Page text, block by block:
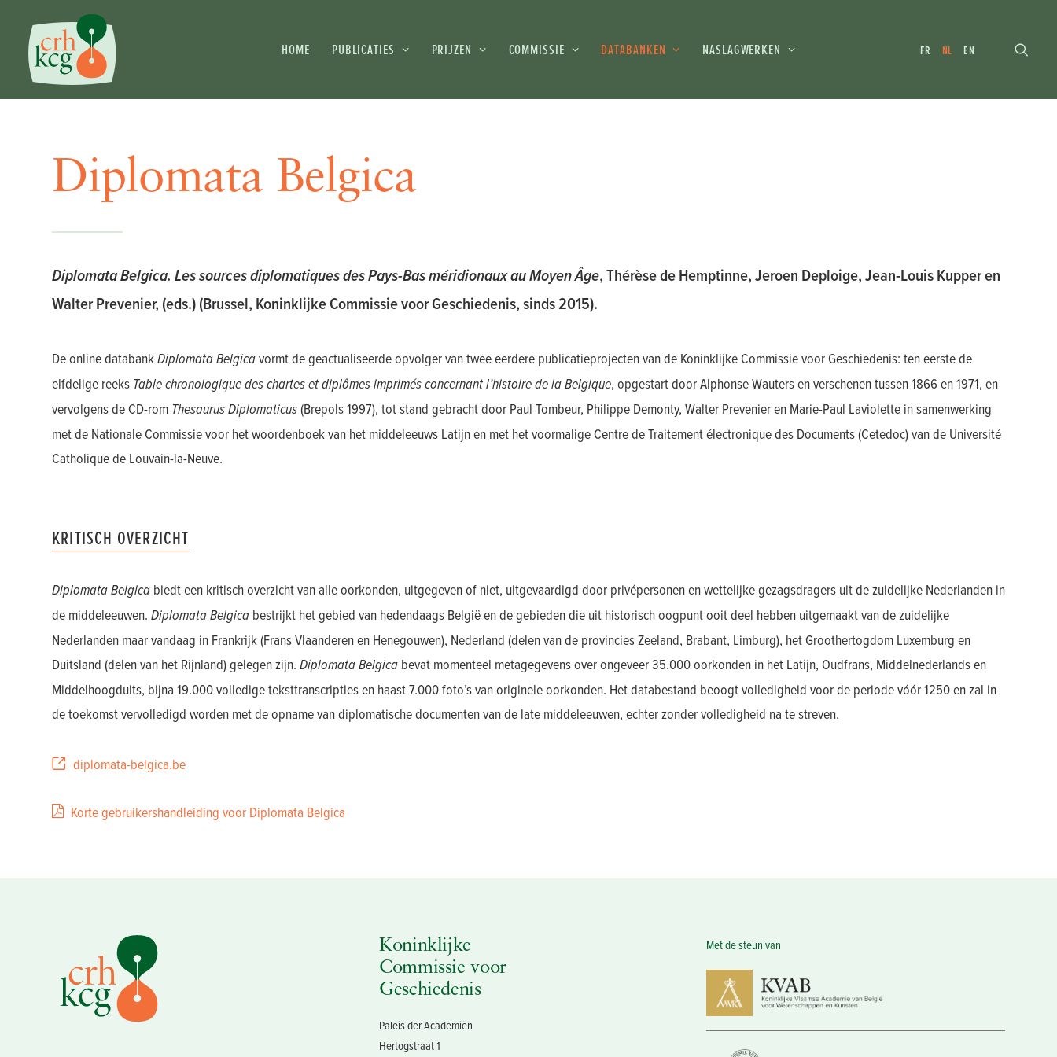
HOME PUBLICATIES PRIJZEN COMMISSIE DATABANKEN NASLAGWERKEN FR NL EN
Diplomata Belgica
Diplomata Belgica. Les sources diplomatiques des Pays-Bas méridionaux au Moyen Âge, Thérèse de Hemptinne, Jeroen Deploige, Jean-Louis Kupper en
Walter Prevenier, (eds.) (Brussel, Koninklijke Commissie voor Geschiedenis, sinds 2015).
De online databankDiplomata Belgicavormt de geactualiseerde opvolger van twee eerdere publicatieprojecten van de Koninklijke Commissie voor Geschiedenis: ten eerste de
elfdelige reeks Table chronologique des chartes et diplômes imprimés concernant l’histoire de la Belgique, opgestart door Alphonse Wauters en verschenen tussen 1866 en 1971, en
vervolgens de CD-rom Thesaurus Diplomaticus(Brepols 1997), tot stand gebracht door Paul Tombeur, Philippe Demonty, Walter Prevenier en Marie-Paul Laviolette in samenwerking
met de Nationale Commissie voor het woordenboek van het middeleeuws Latijn en met het voormalige Centre de Traitement électronique des Documents (Cetedoc) van de Université
Catholique de Louvain-la-Neuve.
KRITISCH OVERZICHT
Diplomata Belgica biedt een kritisch overzicht van alle oorkonden, uitgegeven of niet, uitgevaardigd door privépersonen en wettelijke gezagsdragers uit de zuidelijke Nederlanden in
de middeleeuwen. Diplomata Belgica bestrijkt het gebied van hedendaags België en de gebieden die uit historisch oogpunt ooit deel hebben uitgemaakt van de zuidelijke
Nederlanden maar vandaag in Frankrijk (Frans Vlaanderen en Henegouwen), Nederland (delen van de provincies Zeeland, Brabant, Limburg), het Groothertogdom Luxemburg en
Duitsland (delen van het Rijnland) gelegen zijn. Diplomata Belgica bevat momenteel metagegevens over ongeveer 35.000 oorkonden in het Latijn, Oudfrans, Middelnederlands en
Middelhoogduits, bijna 19.000 volledige teksttranscripties en haast 7.000 foto’s van originele oorkonden. Het databestand beoogt volledigheid voor de periode vóór 1250 en zal in
de toekomst vervolledigd worden met de opname van diplomatische documenten van de late middeleeuwen, echter zonder volledigheid na te streven.
diplomata-belgica.be
Korte gebruikershandleiding voor Diplomata Belgica
Koninklijke
Commissie voor
Geschiedenis
Paleis der Academiën
Hertogstraat 1
Met de steun van